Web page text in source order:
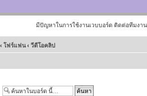
มีปัญหาในการใช้งานเวบบอร์ด ติดต่อทีมงาน
‹ โฟร์แฟน ‹ วีดีโอคลิป